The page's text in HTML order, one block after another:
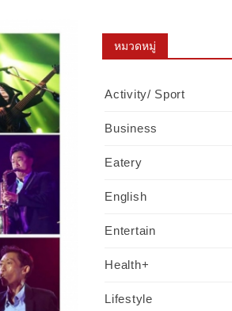
หมวดหมู่
Activity/ Sport
Business
Eatery
English
Entertain
Health+
Lifestyle